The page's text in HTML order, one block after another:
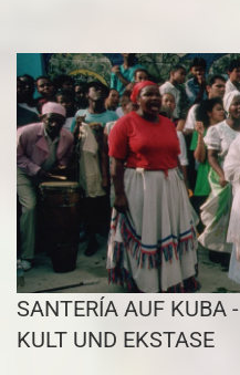
SANTERÍA AUF KUBA -
KULT UND EKSTASE